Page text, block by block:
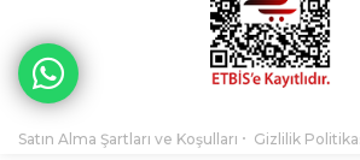
Satın Alma Şartları ve Koşulları Gizlilik